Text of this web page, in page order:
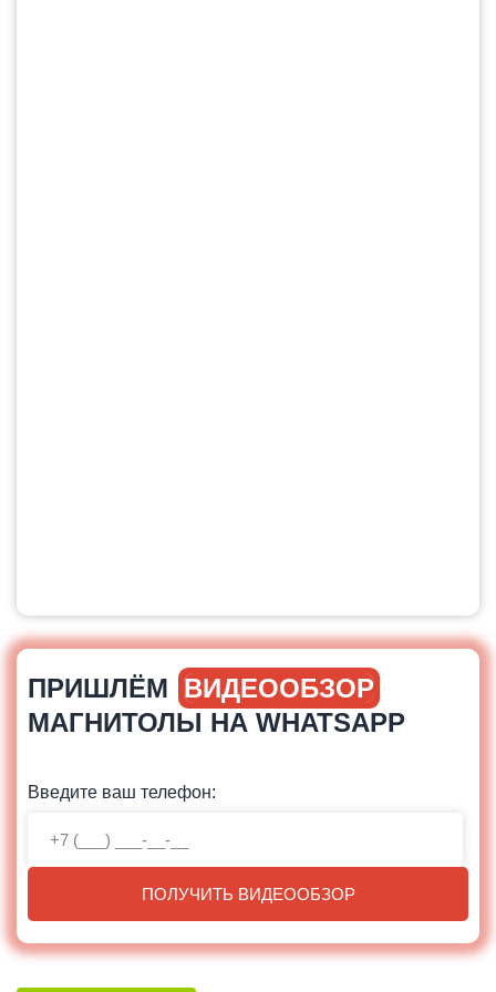
ПРИШЛЁМ ВИДЕООБЗОР
МАГНИТОЛЫ НА WHATSAPP
Введите ваш телефон:
ПОЛУЧИТЬ ВИДЕООБЗОР